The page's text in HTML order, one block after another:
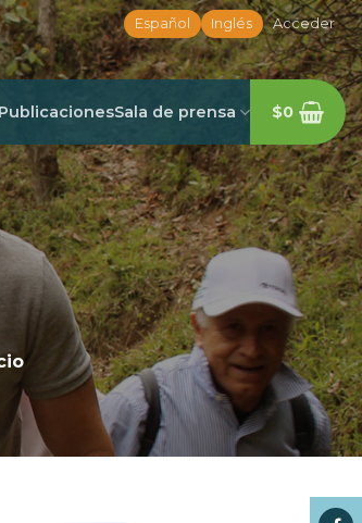
Español Inglés Acceder
Sala de prensa $0